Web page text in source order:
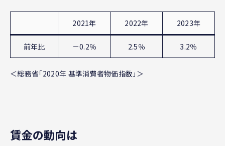
2021年 2022年 2023年
前年比 －0.2％ 2.5％ 3.2％
＜総務省「2020年 基準消費者物価指数」＞
賃金の動向は